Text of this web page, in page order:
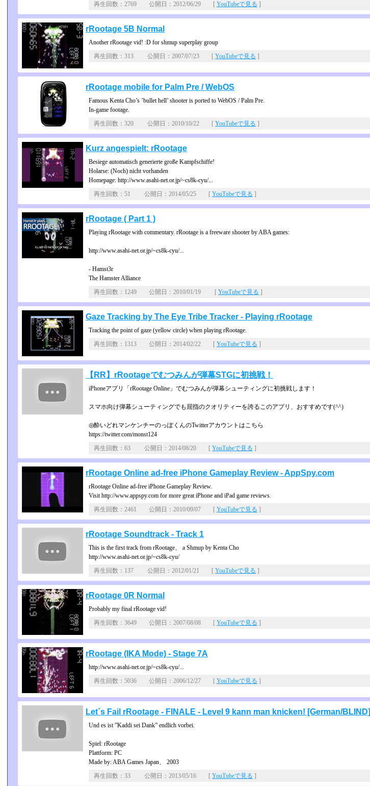
再生回数：2769 公開日：2012/06/29 [ YouTubeで見る ]
rRootage 5B Normal
Another rRootage vid! :D for shmup superplay group
再生回数：313 公開日：2007/07/23 [ YouTubeで見る ]
rRootage mobile for Palm Pre / WebOS
Famous Kenta Cho’s ’bullet hell’ shooter is ported to WebOS / Palm Pre.
In-game footage.
再生回数：320 公開日：2010/10/22 [ YouTubeで見る ]
Kurz angespielt: rRootage
Besiege automatisch generierte große Kampfschiffe!
Holarse: (Noch) nicht vorhanden
Homepage: http://www.asahi-net.or.jp/~cs8k-cyu/...
再生回数：51 公開日：2014/05/25 [ YouTubeで見る ]
rRootage ( Part 1 )
Playing rRootage with commentary. rRootage is a freeware shooter by ABA games:
http://www.asahi-net.or.jp/~cs8k-cyu/...
- Hamst3r
The Hamster Alliance
再生回数：1249 公開日：2010/01/19 [ YouTubeで見る ]
Gaze Tracking by The Eye Tribe Tracker - Playing rRootage
Tracking the point of gaze (yellow circle) when playing rRootage.
再生回数：1313 公開日：2014/02/22 [ YouTubeで見る ]
【RR】rRootageでむつみんが弾幕STGに初挑戦！
iPhoneアプリ「rRootage Online」でむつみんが弾幕シューティングに初挑戦します！
スマホ向け弾幕シューティングでも屈指のクオリティーを誇るこのアプリ、おすすめです­(^^)
◎酔いどれマンケンチーのっぽくんのTwitterアカウントはこちら
https://twitter.com/monst124
再生回数：63 公開日：2014/08/20 [ YouTubeで見る ]
rRootage Online ad-free iPhone Gameplay Review - AppSpy.com
rRootage Online ad-free iPhone Gameplay Review.
Visit http://www.appspy.com for more great iPhone and iPad game reviews.
再生回数：2461 公開日：2010/09/07 [ YouTubeで見る ]
rRootage Soundtrack - Track 1
This is the first track from rRootage、 a Shmup by Kenta Cho
http://www.asahi-net.or.jp/~cs8k-cyu/
再生回数：137 公開日：2012/01/21 [ YouTubeで見る ]
rRootage 0R Normal
Probably my final rRootage vid!
再生回数：3649 公開日：2007/08/08 [ YouTubeで見る ]
rRootage (IKA Mode) - Stage 7A
http://www.asahi-net.or.jp/~cs8k-cyu/...
再生回数：5036 公開日：2006/12/27 [ YouTubeで見る ]
Let´s Fail rRootage - FINALE - Level 9 kann man knicken! [German/BLIND]
Und es ist ”Kaddi sei Dank” endlich vorbei.
Spiel: rRootage
Plattform: PC
Made by: ABA Games Japan、 2003
再生回数：33 公開日：2013/05/16 [ YouTubeで見る ]